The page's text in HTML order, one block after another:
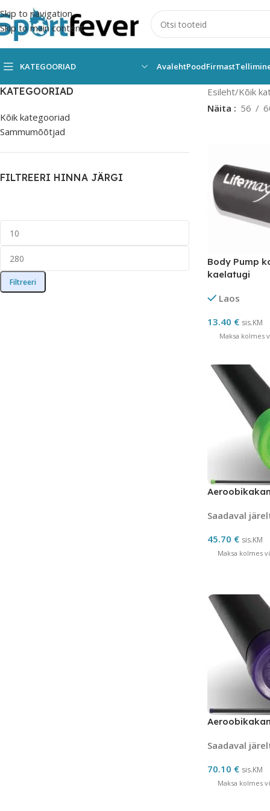
Skip to navigation
Skip to main content
KATEGOORIAD AvalehtPoodFirmast
KATEGOORIAD
Kõik kategooriad
Sammumõõtjad
FILTREERI HINNA JÄRGI
Filtreeri
Esileht Kõik
Näita
56
Body Pump
kaelatugi
Laos
13.40 € sis.KM
Maksa kolmes
Saadaval
45.70 € sis.KM
Maksa kolmes
Saadaval
70.10 € sis.KM
Maksa kolmes